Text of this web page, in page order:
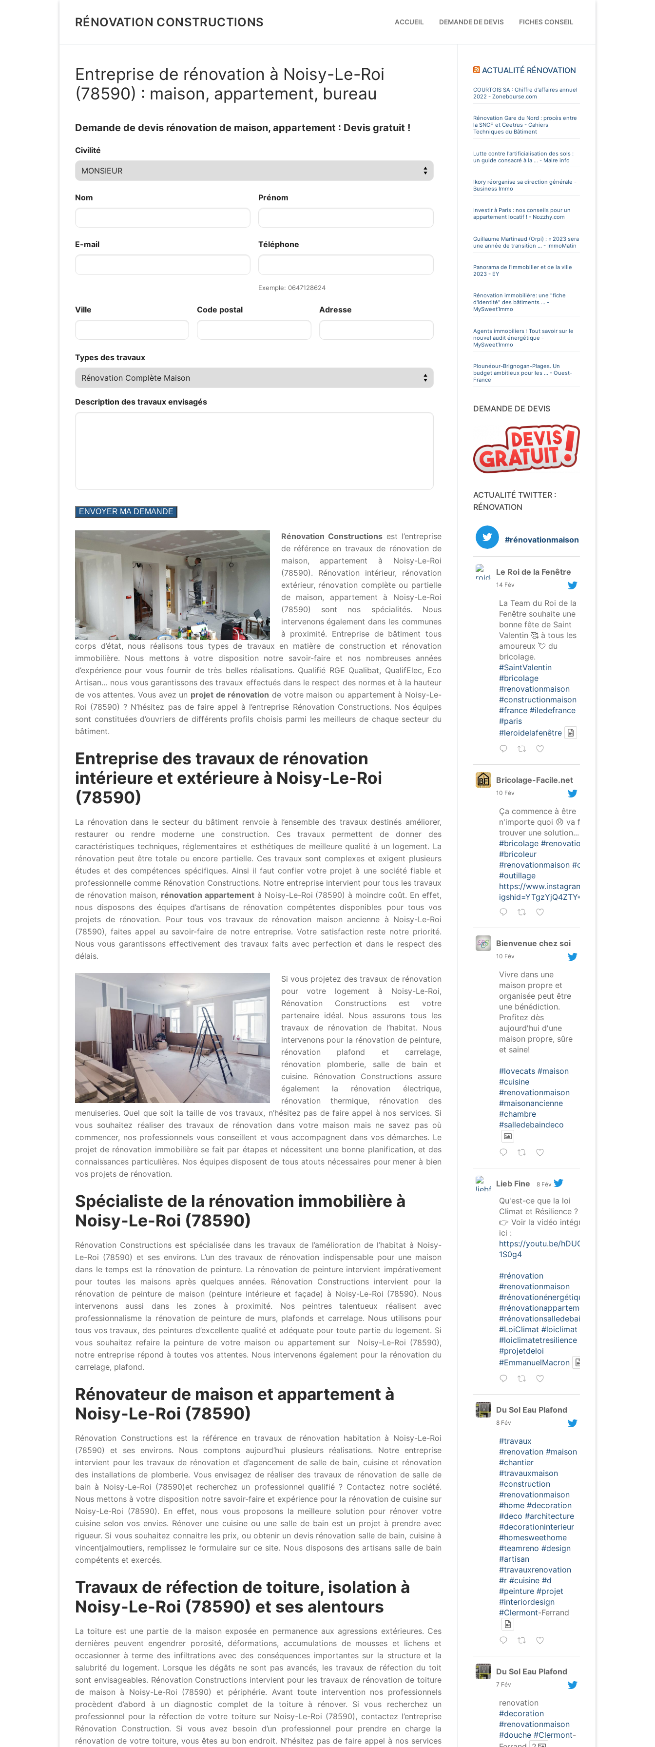
RÉNOVATION CONSTRUCTIONS ACCUEIL DEMANDE DE DEVIS FICHES CONSEIL
Entreprise de rénovation à Noisy-Le-Roi
(78590) : maison, appartement, bureau
Demande de devis rénovation de maison, appartement : Devis gratuit !
Civilité
Nom Prénom
E-mail Téléphone
Exemple: 0647128624
Ville Code postal Adresse
Types des travaux
Description des travaux envisagés
Rénovation Constructionsest l’entreprise
de référence en travaux de rénovation de
maison, appartement à Noisy-Le-Roi
(78590). Rénovation intérieur, rénovation
extérieur, rénovation complète ou partielle
de maison, appartement à Noisy-Le-Roi
(78590) sont nos spécialités. Nous
intervenons également dans les communes
à proximité. Entreprise de bâtiment tous
corps d’état, nous réalisons tous types de travaux en matière de construction et rénovation
immobilière. Nous mettons à votre disposition notre savoir-faire et nos nombreuses années
d’expérience pour vous fournir de très belles réalisations. Qualifié RGE Qualibat, QualifElec, Eco
Artisan… nous vous garantissons des travaux effectués dans le respect des normes et à la hauteur
de vos attentes. Vous avez un projet de rénovation de votre maison ou appartement à Noisy-Le-
Roi (78590) ? N’hésitez pas de faire appel à l’entreprise Rénovation Constructions. Nos équipes
sont constituées d’ouvriers de différents profils choisis parmi les meilleurs de chaque secteur du
bâtiment.
Entreprise des travaux de rénovation
intérieure et extérieure à Noisy-Le-Roi
(78590)
La rénovation dans le secteur du bâtiment renvoie à l’ensemble des travaux destinés améliorer,
restaurer ou rendre moderne une construction. Ces travaux permettent de donner des
caractéristiques techniques, réglementaires et esthétiques de meilleure qualité à un logement. La
rénovation peut être totale ou encore partielle. Ces travaux sont complexes et exigent plusieurs
études et des compétences spécifiques. Ainsi il faut confier votre projet à une société fiable et
professionnelle comme Rénovation Constructions. Notre entreprise intervient pour tous les travaux
de rénovation maison, rénovation appartementà Noisy-Le-Roi (78590) à moindre coût. En effet,
nous disposons des équipes d’artisans de rénovation compétentes disponibles pour tous vos
projets de rénovation. Pour tous vos travaux de rénovation maison ancienne à Noisy-Le-Roi
(78590), faites appel au savoir-faire de notre entreprise. Votre satisfaction reste notre priorité.
Nous vous garantissons effectivement des travaux faits avec perfection et dans le respect des
délais.
Si vous projetez des travaux de rénovation
pour votre logement à Noisy-Le-Roi,
Rénovation Constructions est votre
partenaire idéal. Nous assurons tous les
travaux de rénovation de l’habitat. Nous
intervenons pour la rénovation de peinture,
rénovation plafond et carrelage,
rénovation plomberie, salle de bain et
cuisine. Rénovation Constructions assure
également la rénovation électrique,
rénovation thermique, rénovation des
menuiseries. Quel que soit la taille de vos travaux, n’hésitez pas de faire appel à nos services. Si
vous souhaitez réaliser des travaux de rénovation dans votre maison mais ne savez pas où
commencer, nos professionnels vous conseillent et vous accompagnent dans vos démarches. Le
projet de rénovation immobilière se fait par étapes et nécessitent une bonne planification, et des
connaissances particulières. Nos équipes disposent de tous atouts nécessaires pour mener à bien
vos projets de rénovation.
Spécialiste de la rénovation immobilière à
Noisy-Le-Roi (78590)
Rénovation Constructions est spécialisée dans les travaux de l’amélioration de l’habitat à Noisy-
Le-Roi (78590) et ses environs. L’un des travaux de rénovation indispensable pour une maison
dans le temps est la rénovation de peinture. La rénovation de peinture intervient impérativement
pour toutes les maisons après quelques années. Rénovation Constructions intervient pour la
rénovation de peinture de maison (peinture intérieure et façade) à Noisy-Le-Roi (78590). Nous
intervenons aussi dans les zones à proximité. Nos peintres talentueux réalisent avec
professionnalisme la rénovation de peinture de murs, plafonds et carrelage. Nous utilisons pour
tous vos travaux, des peintures d’excellente qualité et adéquate pour toute partie du logement. Si
vous souhaitez refaire la peinture de votre maison ou appartement sur Noisy-Le-Roi (78590),
notre entreprise répond à toutes vos attentes. Nous intervenons également pour la rénovation du
carrelage, plafond.
Rénovateur de maison et appartement à
Noisy-Le-Roi (78590)
Rénovation Constructions est la référence en travaux de rénovation habitation à Noisy-Le-Roi
(78590) et ses environs. Nous comptons aujourd’hui plusieurs réalisations. Notre entreprise
intervient pour les travaux de rénovation et d’agencement de salle de bain, cuisine et rénovation
des installations de plomberie. Vous envisagez de réaliser des travaux de rénovation de salle de
bain à Noisy-Le-Roi (78590)et recherchez un professionnel qualifié ? Contactez notre société.
Nous mettons à votre disposition notre savoir-faire et expérience pour la rénovation de cuisine sur
Noisy-Le-Roi (78590). En effet, nous vous proposons la meilleure solution pour rénover votre
cuisine selon vos envies. Rénover une cuisine ou une salle de bain est un projet à prendre avec
rigueur. Si vous souhaitez connaitre les prix, ou obtenir un devis rénovation salle de bain, cuisine à
vincentjalmoutiers, remplissez le formulaire sur ce site. Nous disposons des artisans salle de bain
compétents et exercés.
Travaux de réfection de toiture, isolation à
Noisy-Le-Roi (78590) et ses alentours
La toiture est une partie de la maison exposée en permanence aux agressions extérieures. Ces
dernières peuvent engendrer porosité, déformations, accumulations de mousses et lichens et
occasionner à terme des infiltrations avec des conséquences importantes sur la structure et la
salubrité du logement. Lorsque les dégâts ne sont pas avancés, les travaux de réfection du toit
sont envisageables. Rénovation Constructions intervient pour les travaux de rénovation de toiture
de maison à Noisy-Le-Roi (78590) et périphérie. Avant toute intervention nos professionnels
procèdent d’abord à un diagnostic complet de la toiture à rénover. Si vous recherchez un
professionnel pour la réfection de votre toiture sur Noisy-Le-Roi (78590), contactez l’entreprise
Rénovation Construction. Si vous avez besoin d’un professionnel pour prendre en charge la
rénovation de votre toiture, vous êtes au bon endroit. N’hésitez pas de faire appel à nos services
ACTUALITÉ RÉNOVATION
COURTOIS SA : Chiffre d'affaires annuel
2022 - Zonebourse.com
Rénovation Gare du Nord : procès entre
la SNCF et Ceetrus - Cahiers
Techniques du Bâtiment
Lutte contre l'artificialisation des sols :
un guide consacré à la ... - Maire info
Ikory réorganise sa direction générale -
Business Immo
Investir à Paris : nos conseils pour un
appartement locatif ! - Nozzhy.com
Guillaume Martinaud (Orpi) : « 2023 sera
une année de transition ... - ImmoMatin
Panorama de l'immobilier et de la ville
2023 - EY
Rénovation immobilière: une "fiche
d'identité" des bâtiments ... -
MySweet’Immo
Agents immobiliers : Tout savoir sur le
nouvel audit énergétique -
MySweet’Immo
Plounéour-Brignogan-Plages. Un
budget ambitieux pour les ... - Ouest-
France
DEMANDE DE DEVIS
ACTUALITÉ TWITTER :
RÉNOVATION
#rénovationmaison
Le Roi de la Fenêtre
14 Fév
La Team du Roi de la
Fenêtre souhaite une
bonne fête de Saint
Valentin 🥰 à tous les
amoureux 💘 du
bricolage.
#SaintValentin
#bricolage
#renovationmaison
#constructionmaison
#france #iledefrance
#paris
#leroidelafenêtre
Bricolage-Facile.net
10 Fév
Ça commence à être
n'importe quoi 😞 va falloir
trouver une solution...
#bricolage #renovation
#bricoleur
#renovationmaison #outils
#outillage
https://www.instagram.com/p/
igshid=YTgzYjQ4ZTY=
Bienvenue chez soi
10 Fév
Vivre dans une
maison propre et
organisée peut être
une bénédiction.
Profitez dès
aujourd'hui d'une
maison propre, sûre
et saine!
#lovecats #maison
#cuisine
#renovationmaison
#maisonancienne
#chambre
#salledebaindeco
Lieb Fine 8 Fév
Qu'est-ce que la loi
Climat et Résilience ?
👉 Voir la vidéo intégrale
ici :
https://youtu.be/hDUGW-
1S0g4
#rénovation
#renovationmaison
#rénovationénergétique
#rénovationappartement
#rénovationsalledebain
#LoiClimat #loiclimat
#loiclimatetresilience
#projetdeloi
#EmmanuelMacron
Du Sol Eau Plafond
8 Fév
#travaux
#renovation #maison
#chantier
#travauxmaison
#construction
#renovationmaison
#home #decoration
#deco #architecture
#decorationinterieur
#homesweethome
#teamreno #design
#artisan
#travauxrenovation
#r #cuisine #d
#peinture #projet
#interiordesign
#Clermont-Ferrand
Du Sol Eau Plafond
7 Fév
renovation
#decoration
#renovationmaison
#douche #Clermont-